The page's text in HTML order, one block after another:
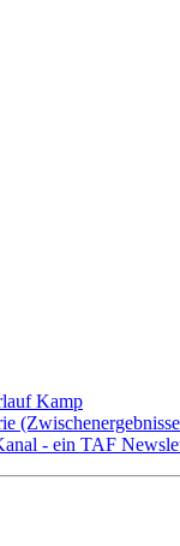
Kamp
- ein TAF